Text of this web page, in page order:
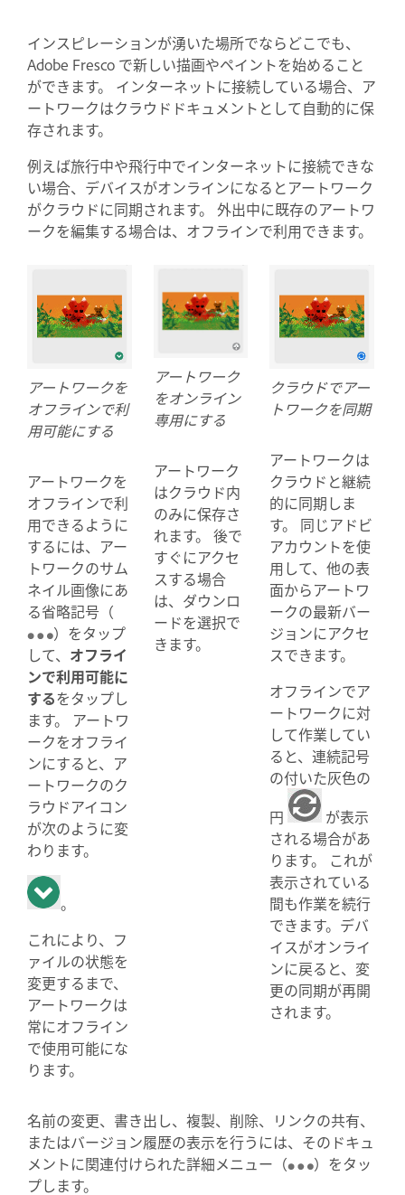
インスピレーションが湧いた場所でならどこでも、
Adobe Fresco で新しい描画やペイントを始めること
ができます。 インターネットに接続している場合、ア
ートワークはクラウドドキュメントとして自動的に保
存されます。
例えば旅行中や飛行中でインターネットに接続できな
い場合、デバイスがオンラインになるとアートワーク
がクラウドに同期されます。 外出中に既存のアートワ
ークを編集する場合は、オフラインで利用できます。
アートワークを
オフラインで利
用可能にする
アートワークを
オフラインで利
用できるように
するには、アー
トワークのサム
ネイル画像にあ
る省略記号（
）をタップ
して、 オフライ
ンで利用可能に
するをタップし
ます。 アートワ
ークをオフライ
ンにすると、ア
ートワークのク
ラウドアイコン
が次のように変
わります。
。
これにより、フ
ァイルの状態を
変更するまで、
アートワークは
常にオフライン
で使用可能にな
ります。
アートワーク
をオンライン
専用にする
アートワーク
はクラウド内
のみに保存さ
れます。 後で
すぐにアクセ
スする場合
は、ダウンロ
ードを選択で
きます。
クラウドでアー
トワークを同期
アートワークは
クラウドと継続
的に同期しま
す。 同じアドビ
アカウントを使
用して、他の表
面からアートワ
ークの最新バー
ジョンにアクセ
スできます。
オフラインでア
ートワークに対
して作業してい
ると、連続記号
の付いた灰色の
円
が表示
される場合があ
ります。 これが
表示されている
間も作業を続行
できます。デバ
イスがオンライ
ンに戻ると、変
更の同期が再開
されます。
名前の変更、書き出し、複製、削除、リンクの共有、
またはバージョン履歴の表示を行うには、そのドキュ
メントに関連付けられた詳細メニュー（
）をタッ
プします。